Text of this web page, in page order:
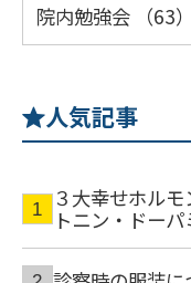
院内勉強会 （63）
人気記事
３大幸せホル
トニン・ドーパ